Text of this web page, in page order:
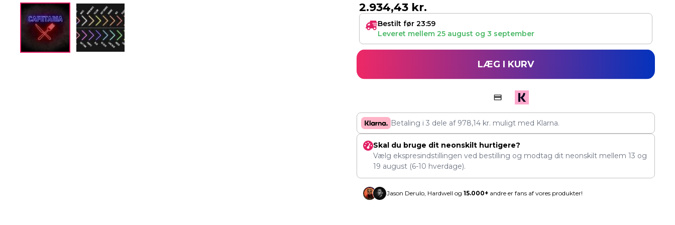
2.934,43 kr.
Bestilt før 23:59
Leveret mellem 25 august og 3 september
LÆG I KURV
Betaling i 3 dele af 978,14 kr. muligt med Klarna.
Skal du bruge dit neonskilt hurtigere?
Vælg ekspresindstillingen ved bestilling og modtag dit neonskilt mellem 13 og
19 august(6-10 hverdage).
Jason Derulo, Hardwell og 15.000+andre er fans af vores produkter!